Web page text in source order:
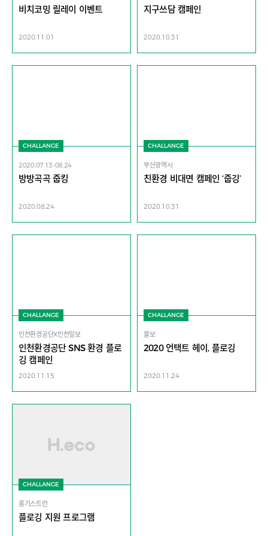
비치코밍 릴레이 이벤트
2020.11.01
지구쓰담 캠페인
2020.10.31
CHALLANGE
2020.07.13-08.24
방방곡곡 줍킹
2020.08.24
CHALLANGE
부산광역시
친환경 비대면 캠페인 ‘줍깅’
2020.10.31
CHALLANGE
인천환경공단X인천일보
인천환경공단 SNS 환경 플로
깅 캠페인
2020.11.15
CHALLANGE
볼보
2020 언택트 헤이, 플로깅
2020.11.24
CHALLANGE
롱기스트런
플로깅 지원 프로그램